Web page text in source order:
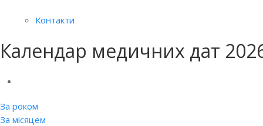
Контакти
Календар медичних дат
За роком
За місяцем